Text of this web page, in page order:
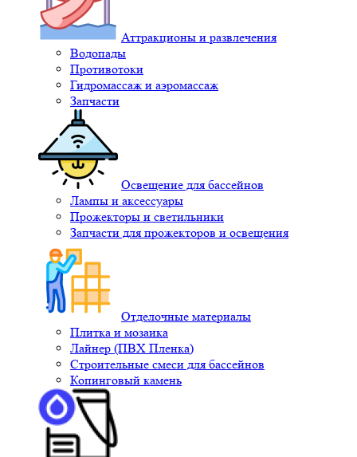
Аттракционы и развлечения
Водопады
Противотоки
Гидромассаж и аэромассаж
Запчасти
Освещение для бассейнов
Лампы и аксессуары
Прожекторы и светильники
Запчасти для прожекторов и освещения
Отделочные материалы
Плитка и мозаика
Лайнер (ПВХ Пленка)
Строительные смеси для бассейнов
Копинговый камень